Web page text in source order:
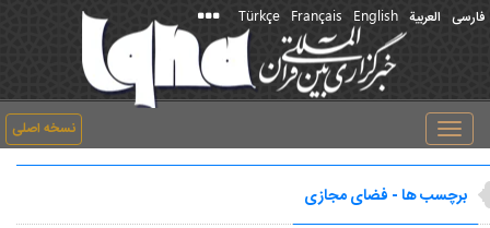
فارسی العربیة English
Français
Türkçe
نسخه اصلی
Toggle
navigation
برچسب ها - فضای مجازی